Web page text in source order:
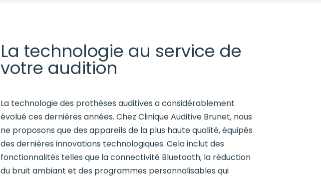
La technologie au service de
votre audition
La technologie des prothèses auditives a considérablement
évolué ces dernières années. Chez Clinique Auditive Brunet, nous
ne proposons que des appareils de la plus haute qualité, équipés
des dernières innovations technologiques. Cela inclut des
fonctionnalités telles que la connectivité Bluetooth, la réduction
du bruit ambiant et des programmes personnalisables qui